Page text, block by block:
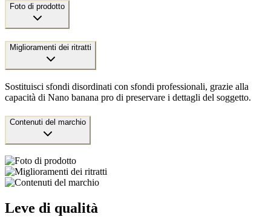
Foto di prodotto
Miglioramenti dei ritratti
Sostituisci sfondi disordinati con sfondi professionali, grazie alla
capacità di Nano banana pro di preservare i dettagli del soggetto.
Contenuti del marchio
Leve di qualità